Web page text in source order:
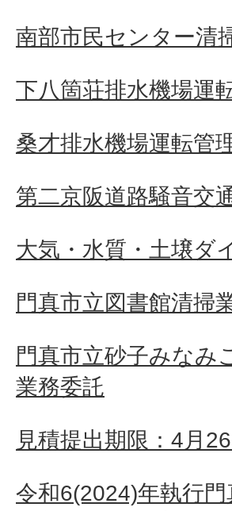
南部市民センター清
下八箇荘排水機場運
桑才排水機場運転管
第二京阪道路騒音交
大気・水質・土壌ダ
門真市立図書館清掃
門真市立砂子みなみ
業務委託
見積提出期限：4月
令和6(2024)年執行